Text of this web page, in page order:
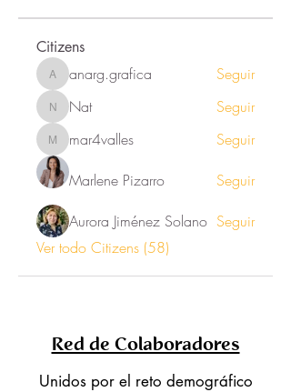
Citizens
anarg.grafica
anarg.grafica Seguir
NatNat Seguir
mar4valles
mar4valles Seguir
Marlene Pizarro Seguir
Aurora Jiménez Solano Seguir
Ver todo Citizens (58)
Red de Colaboradores
Unidos por el reto demográfico